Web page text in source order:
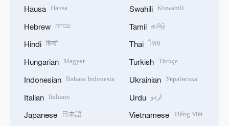
Hausa Hausa
Hebrew עברית
Hindi हिन्दी
Hungarian Magyar
Indonesian Bahasa Indonesia
Italian Italiano
Japanese 日本語
Swahili Kiswahili
Tamil தமிழ்
Thai ไทย
Turkish Türkçe
Ukrainian Українська
Urdu اردو
Vietnamese Tiếng Việt